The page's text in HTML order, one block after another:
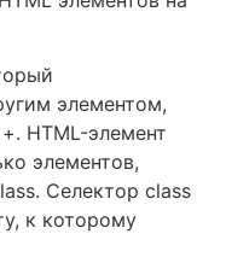
элементом,
HTML-элемент
элементов,
Селектор class
к которому